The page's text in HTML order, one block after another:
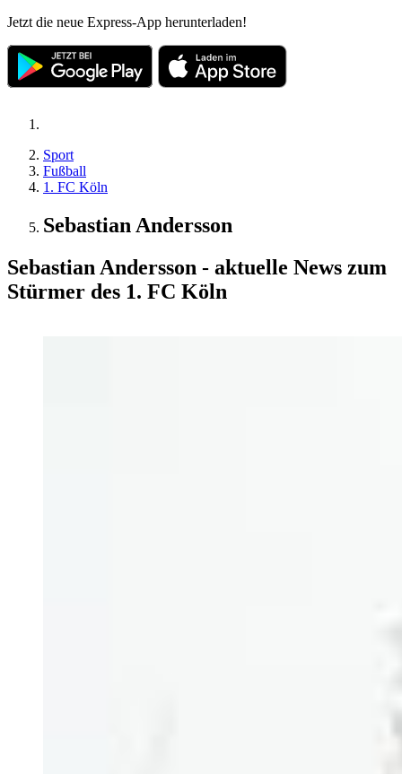
Jetzt die neue Express-App herunterladen!
Sport
Fußball
1. FC Köln
Sebastian Andersson
Sebastian Andersson - aktuelle News zum
Stürmer des 1. FC Köln